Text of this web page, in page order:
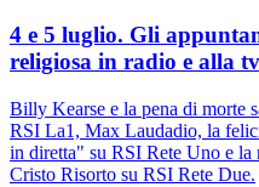
4 e 5 luglio. Gli
religiosa in radio e alla tv
Billy Kearse e la pena di morte
RSI La1, Max Laudadio, la
in diretta" su RSI Rete Uno e la
Cristo Risorto su RSI Rete Due.